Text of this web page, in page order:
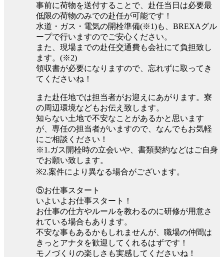
事前に荷物を送付することで、赴任当日は必要最
低限の荷物のみでの赴任が可能です！
水道・ガス・電気の開栓準備(※1)も、BREXAグル
ープで行いますのでご安心ください。
また、現場までの赴任交通費も会社にて負担致し
ます。(※2)
領収書が必要になりますので、忘れずに取ってき
てくださいね！
また赴任地では担当者がお迎えにあがります。寮
の周辺環境などもお伝え致します。
知らない土地で不安なことがあるかと思います
が、専任の担当者がいますので、なんでもお気軽
にご相談ください！
※1.ガス開栓時の立会いや、書類契約などはご自身
でお願い致します。
※2.案件により異なる場合がございます。
⑤お仕事スタート
いよいよお仕事スタート！
お仕事の仕方やルールを教わるのに研修が用意さ
れている場合もあります。
不安な事もあるかもしれませんが、職場の仲間は
きっとアナタを歓迎してくれるはずです！
モノづくりの楽しさも実感してくださいね！